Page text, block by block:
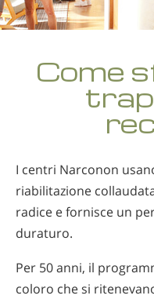
Come
I centri Narconon
riabilitazione
radice e fornisce un
duraturo.
Per 50 anni, il
coloro che si